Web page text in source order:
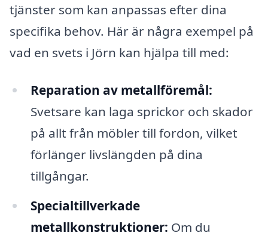
tjänster som kan anpassas efter dina
specifika behov. Här är några exempel på
vad en svets i Jörn kan hjälpa till med:
Reparation av metallföremål:
Svetsare kan laga sprickor och skador
på allt från möbler till fordon, vilket
förlänger livslängden på dina
tillgångar.
Specialtillverkade
metallkonstruktioner: Om du